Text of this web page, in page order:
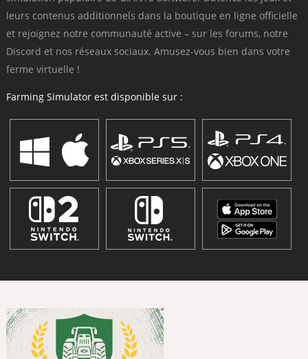
leurs contenus additionnels dans la boutique en ligne officielle
et rejoignez notre communauté active – sur les forums, notre
Discord et nos réseaux sociaux. Amusez-vous bien dans votre
ferme virtuelle !
Farming Simulator est disponible sur :